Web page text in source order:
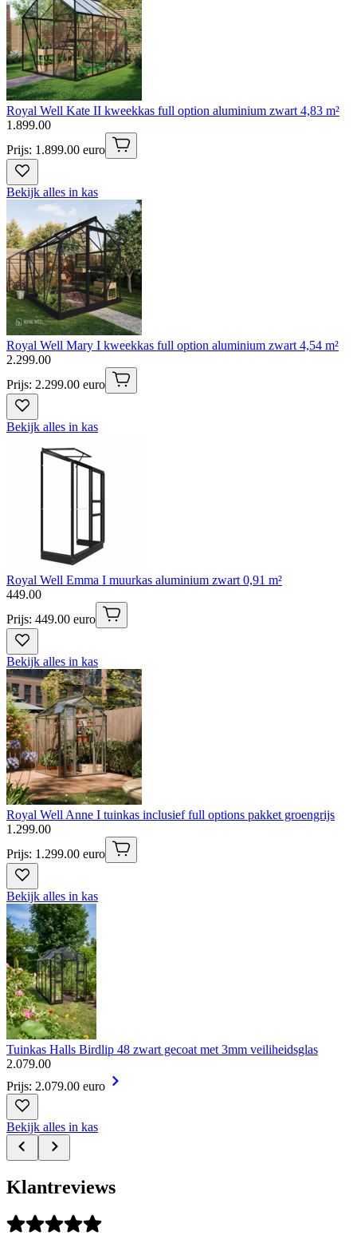
Royal Well Kate II kweekkas full option aluminium zwart 4,83 m²
1 .899.00
Prijs: 1.899.00 euro
Bekijk alles in kas
Royal Well Mary I kweekkas full option aluminium zwart 4,54 m²
2.299.00
Prijs: 2.299.00 euro
Bekijk alles in kas
Royal Well Emma I muurkas aluminium zwart 0,91 m²
449.00
Prijs: 449.00 euro
Bekijk alles in kas
Royal Well Anne I tuinkas inclusief full options pakket groengrijs
1 .299.00
Prijs: 1.299.00 euro
Bekijk alles in kas
Tuinkas Halls Birdlip 48 zwart gecoat met 3mm veiliheidsglas
2.079.00
Prijs: 2.079.00 euro
Bekijk alles in kas
Klantreviews